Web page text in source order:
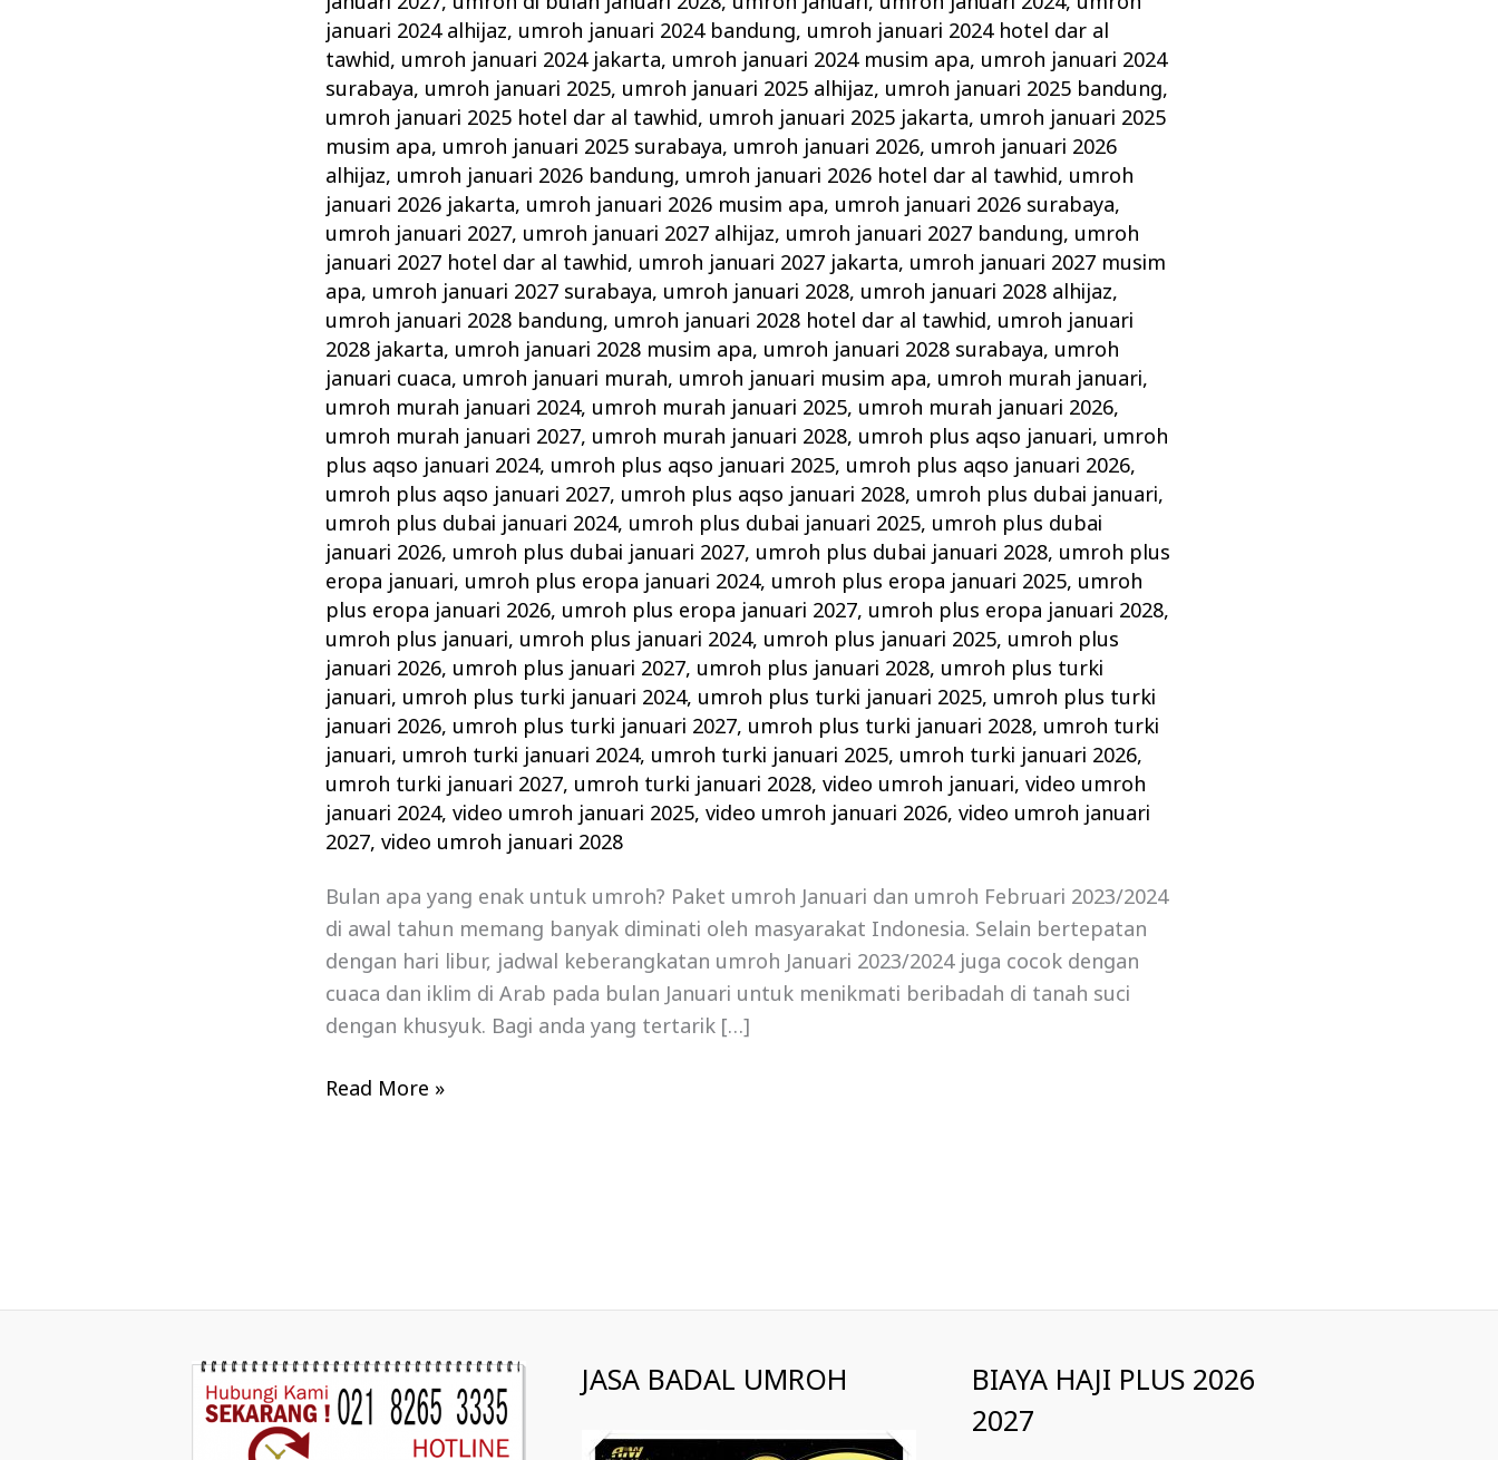
januari 2024 alhijaz, umroh januari 2024 bandung, umroh januari 2024 hotel dar al
tawhid, umroh januari 2024 jakarta, umroh januari 2024 musim apa, umroh januari 2024
surabaya, umroh januari 2025, umroh januari 2025 alhijaz, umroh januari 2025 bandung,
umroh januari 2025 hotel dar al tawhid, umroh januari 2025 jakarta, umroh januari 2025
musim apa, umroh januari 2025 surabaya, umroh januari 2026, umroh januari 2026
alhijaz, umroh januari 2026 bandung, umroh januari 2026 hotel dar al tawhid, umroh
januari 2026 jakarta, umroh januari 2026 musim apa, umroh januari 2026 surabaya,
umroh januari 2027, umroh januari 2027 alhijaz, umroh januari 2027 bandung, umroh
januari 2027 hotel dar al tawhid, umroh januari 2027 jakarta, umroh januari 2027 musim
apa, umroh januari 2027 surabaya, umroh januari 2028, umroh januari 2028 alhijaz,
umroh januari 2028 bandung, umroh januari 2028 hotel dar al tawhid, umroh januari
2028 jakarta, umroh januari 2028 musim apa, umroh januari 2028 surabaya, umroh
januari cuaca, umroh januari murah, umroh januari musim apa, umroh murah januari,
umroh murah januari 2024, umroh murah januari 2025, umroh murah januari 2026,
umroh murah januari 2027, umroh murah januari 2028, umroh plus aqso januari, umroh
plus aqso januari 2024, umroh plus aqso januari 2025, umroh plus aqso januari 2026,
umroh plus aqso januari 2027, umroh plus aqso januari 2028, umroh plus dubai januari,
umroh plus dubai januari 2024, umroh plus dubai januari 2025, umroh plus dubai
januari 2026, umroh plus dubai januari 2027, umroh plus dubai januari 2028, umroh plus
eropa januari, umroh plus eropa januari 2024, umroh plus eropa januari 2025, umroh
plus eropa januari 2026, umroh plus eropa januari 2027, umroh plus eropa januari 2028,
umroh plus januari, umroh plus januari 2024, umroh plus januari 2025, umroh plus
januari 2026, umroh plus januari 2027, umroh plus januari 2028, umroh plus turki
januari, umroh plus turki januari 2024, umroh plus turki januari 2025, umroh plus turki
januari 2026, umroh plus turki januari 2027, umroh plus turki januari 2028, umroh turki
januari, umroh turki januari 2024, umroh turki januari 2025, umroh turki januari 2026,
umroh turki januari 2027, umroh turki januari 2028,video umroh januari,video umroh
januari 2024,video umroh januari 2025,video umroh januari 2026,video umroh januari
2027,video umroh januari 2028
Bulan apa yang enak untuk umroh? Paket umroh Januari dan umroh Februari 2023/2024
di awal tahun memang banyak diminati oleh masyarakat Indonesia. Selain bertepatan
dengan hari libur, jadwal keberangkatan umroh Januari 2023/2024 juga cocok dengan
cuaca dan iklim di Arab pada bulan Januari untuk menikmati beribadah di tanah suci
dengan khusyuk. Bagi anda yang tertarik […]
Read More »
JASA BADAL UMROH
BIAYA HAJI PLUS 2026
2027